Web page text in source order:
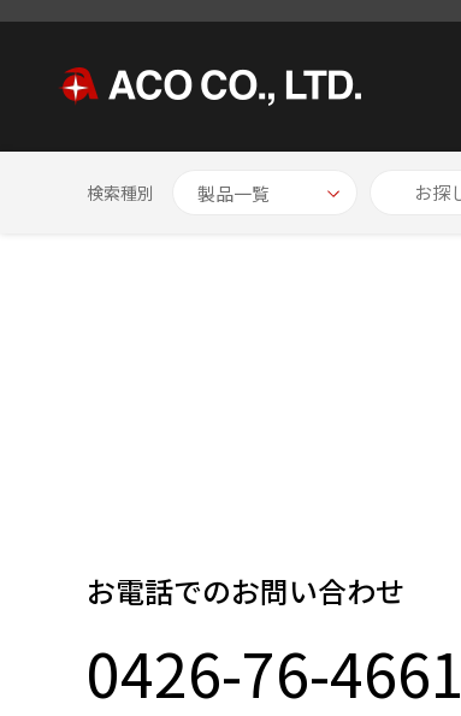
検索種別
HOME お問い合わせ
お電話でのお問い合わせ
0426-76-4661